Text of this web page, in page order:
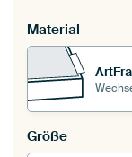
Material
Größe